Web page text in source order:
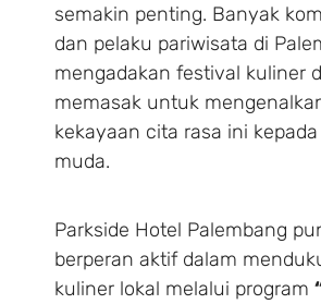
semakin penting. Banyak
dan pelaku pariwisata di
mengadakan festival kuliner
memasak untuk
kekayaan cita rasa ini
muda.
Parkside Hotel Palembang
berperan aktif dalam
kuliner lokal melalui program